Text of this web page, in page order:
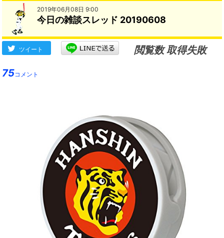
か、投手陣はよく踏ん張っ
た。特に先発・西」「今後勝
ち星はついてくるはず」
2019年06月08日 9:00
今日の雑談スレッド 20190608
ツイート
閲覧数 取得失敗
75コメント